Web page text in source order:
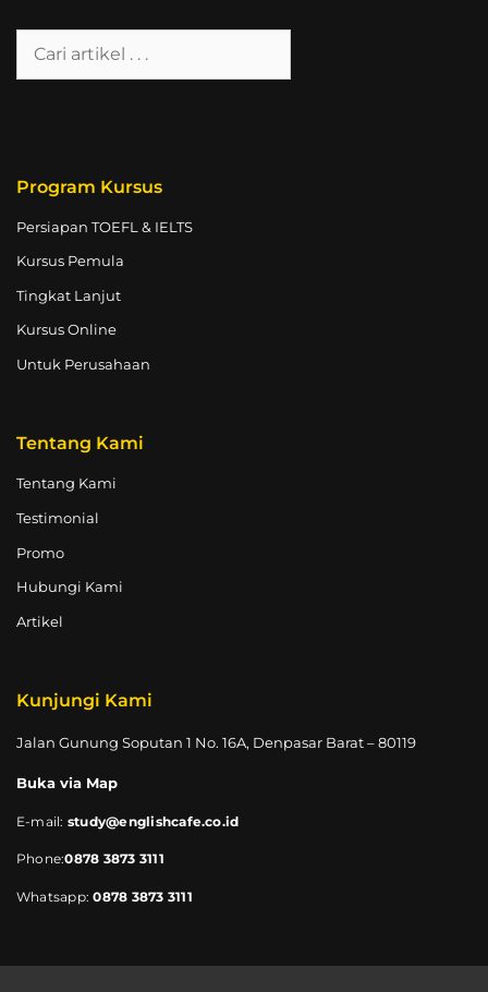
Program Kursus
Persiapan TOEFL & IELTS
Kursus Pemula
Tingkat Lanjut
Kursus Online
Untuk Perusahaan
Tentang Kami
Tentang Kami
Testimonial
Promo
Hubungi Kami
Artikel
Kunjungi Kami
Jalan Gunung Soputan 1 No. 16A, Denpasar Barat – 80119
Buka via Map
E-mail: study@englishcafe.co.id
Phone:0878 3873 3111
Whatsapp:0878 3873 3111